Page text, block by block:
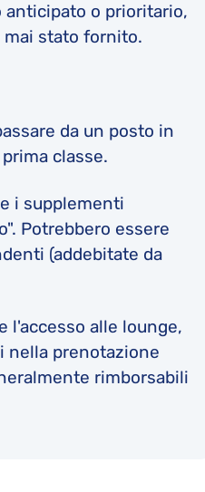
anticipato o prioritario,
mai stato fornito.
da un posto in
classe.
i supplementi
Potrebbero essere
(addebitate da
l'accesso alle lounge,
nella prenotazione
rimborsabili